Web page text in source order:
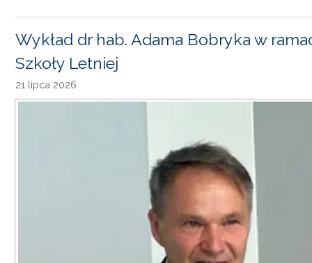
Wykład dr hab. Adama Bobryka w
Szkoły Letniej
21 lipca 2026